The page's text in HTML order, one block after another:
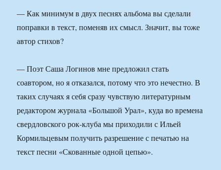
— Как минимум в двух песнях альбома вы сделали
поправки в текст, поменяв их смысл. Значит, вы тоже
автор стихов?
— Поэт Саша Логинов мне предложил стать
соавтором, но я отказался, потому что это нечестно. В
таких случаях я себя сразу чувствую литературным
редактором журнала «Большой Урал», куда во времена
свердловского рок-клуба мы приходили с Ильей
Кормильцевым получить разрешение с печатью на
текст песни «Скованные одной цепью».